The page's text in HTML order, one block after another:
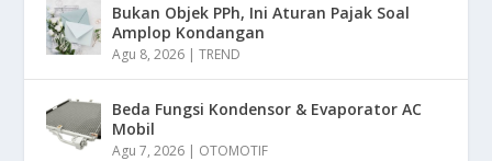
Bukan Objek PPh, Ini Aturan Pajak Soal
Amplop Kondangan
Agu 8, 2026 |TREND
Beda Fungsi Kondensor & Evaporator AC
Mobil
Agu 7, 2026 | OTOMOTIF